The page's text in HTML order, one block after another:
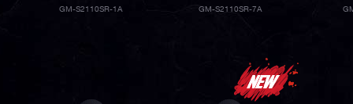
GM-S2110SR-1A GM-S2110SR-7A